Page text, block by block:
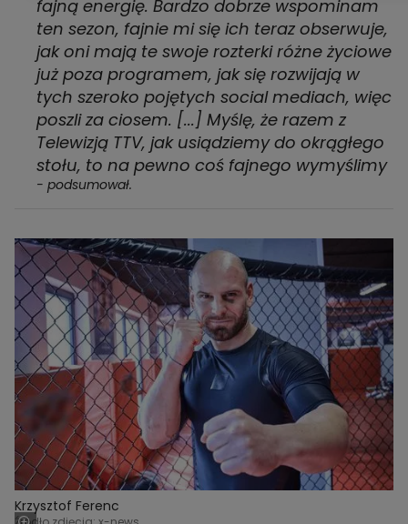
fajną energię. Bardzo dobrze wspominam
ten sezon, fajnie mi się ich teraz obserwuje,
jak oni mają te swoje rozterki różne życiowe
już poza programem, jak się rozwijają w
tych szeroko pojętych social mediach, więc
poszli za ciosem. [...] Myślę, że razem z
Telewizją TTV, jak usiądziemy do okrągłego
stołu, to na pewno coś fajnego wymyślimy
- podsumował.
Krzysztof Ferenc